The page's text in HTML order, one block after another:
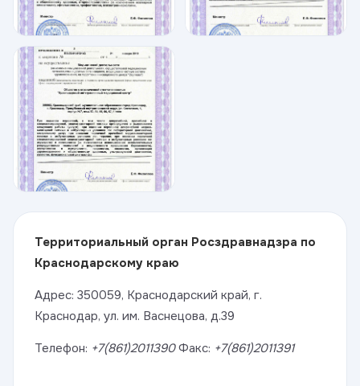
Территориальный орган Росздравнадзра по
Краснодарскому краю
Адрес: 350059, Краснодарский край, г.
Краснодар, ул. им. Васнецова, д.39
Телефон: +7(861)2011390Факс: +7(861)2011391